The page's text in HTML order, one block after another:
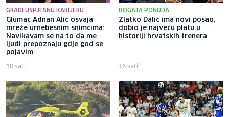
GRADI USPJEŠNU KARIJERU
Glumac Adnan Alić osvaja
mreže urnebesnim snimcima:
Navikavam se na to da me
ljudi prepoznaju gdje god se
pojavim
10 sati
BOGATA PONUDA
Zlatko Dalić ima novi posao,
dobio je najveću platu u
historiji hrvatskih trenera
16 sati